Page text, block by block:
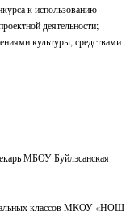
к использованию
деятельности;
культуры, средствами
МБОУ Буйлэсанская
классов МКОУ «НОШ